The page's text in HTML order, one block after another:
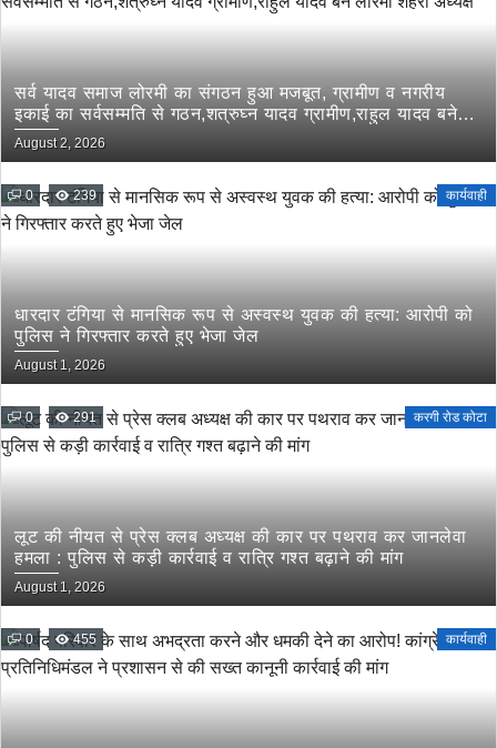
सर्व यादव समाज लोरमी का संगठन हुआ मजबूत, ग्रामीण व नगरीय
इकाई का सर्वसम्मति से गठन,शत्रुघ्न यादव ग्रामीण,राहुल यादव बने
लोरमी शहरी अध्यक्ष
August 2, 2026
0 239 कार्यवाही
धारदार टंगिया से मानसिक रूप से अस्वस्थ युवक की हत्या: आरोपी को
पुलिस ने गिरफ्तार करते हुए भेजा जेल
August 1, 2026
0 291 करगी रोड कोटा
लूट की नीयत से प्रेस क्लब अध्यक्ष की कार पर पथराव कर जानलेवा
हमला : पुलिस से कड़ी कार्रवाई व रात्रि गश्त बढ़ाने की मांग
August 1, 2026
0 455 कार्यवाही